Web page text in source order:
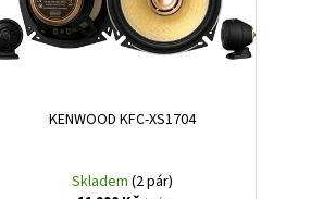
KENWOOD KFC-XS1704
Skladem(2 pár)